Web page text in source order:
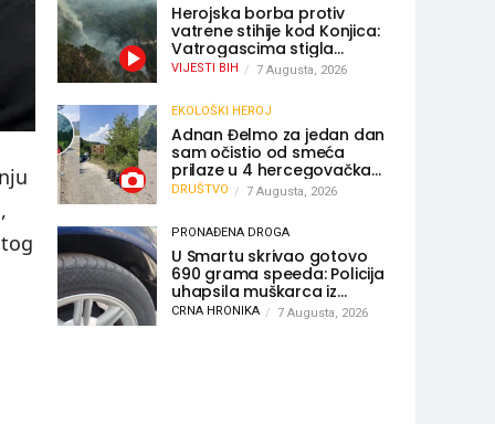
Herojska borba protiv
vatrene stihije kod Konjica:
Vatrogascima stigla
pomoć iz Sarajeva,
helikopteri i Air Tractori
udružili snage
VIJESTI BIH 7 Augusta, 2026
EKOLOŠKI HEROJ
Adnan Đelmo za jedan dan
sam očistio od smeća
prilaze u 4 hercegovačka
grada: “Danas nisam čistio
samo smeće, čistio sam
sliku o nama”
DRUŠTVO 7 Augusta, 2026
PRONAĐENA DROGA
U Smartu skrivao gotovo
690 grama speeda: Policija
uhapsila muškarca iz
Hercegovine
CRNA HRONIKA 7 Augusta, 2026